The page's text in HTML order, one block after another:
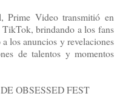
Prime Video transmitió en
brindando a los fans
los anuncios y revelaciones
de talentos y momentos
OBSESSED FEST